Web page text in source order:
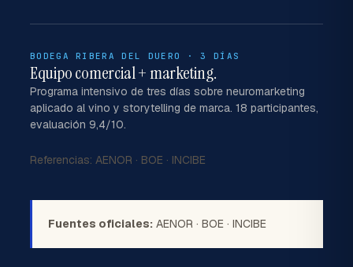
BODEGA RIBERA DEL DUERO · 3 DÍAS
Equipo comercial + marketing.
Programa intensivo de tres días sobre neuromarketing
aplicado al vino y storytelling de marca. 18 participantes,
evaluación 9,4/10.
Referencias: AENOR · BOE · INCIBE
Fuentes oficiales: AENOR · BOE· INCIBE